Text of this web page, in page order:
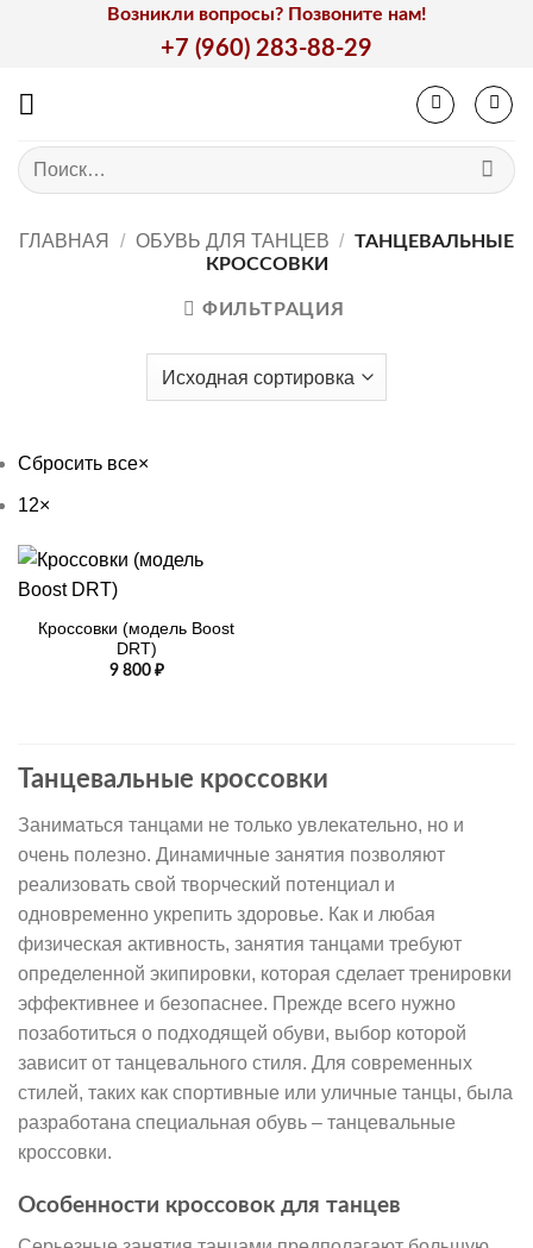
Возникли вопросы? Позвоните нам!
+7 (960) 283-88-29
Искать:
ГЛАВНАЯ / ОБУВЬ ДЛЯ ТАНЦЕВ / ТАНЦЕВАЛЬНЫЕ
КРОССОВКИ
ФИЛЬТРАЦИЯ
Сбросить все×
12×
Кроссовки (модель Boost
DRT)
9 800 ₽
Танцевальные кроссовки
Заниматься танцами не только увлекательно, но и
очень полезно. Динамичные занятия позволяют
реализовать свой творческий потенциал и
одновременно укрепить здоровье. Как и любая
физическая активность, занятия танцами требуют
определенной экипировки, которая сделает тренировки
эффективнее и безопаснее. Прежде всего нужно
позаботиться о подходящей обуви, выбор которой
зависит от танцевального стиля. Для современных
стилей, таких как спортивные или уличные танцы, была
разработана специальная обувь – танцевальные
кроссовки.
Особенности кроссовок для танцев